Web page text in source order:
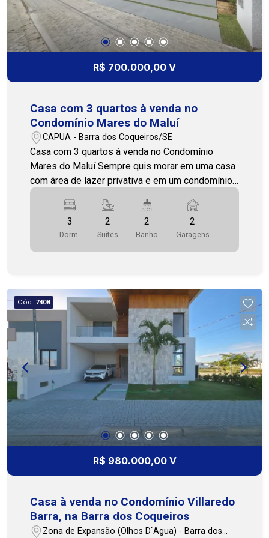
constante crescimento e valorização, com fácil
acesso às principais vias da região. Entre em
contato para mais informações e agende sua
visita! Nossa equipe está pronta para te atender!
(79) 3231-1010 Cohab Premium Imobiliária
R$ 700.000,00 V
Casa com 3 quartos à venda no
Condomínio Mares do Maluí
CAPUA - Barra dos Coqueiros/SE
Casa com 3 quartos à venda no Condomínio
Mares do Maluí Sempre quis morar em uma casa
com área de lazer privativa e em um condomínio
completo? Esta é a sua oportunidade! Casa com
3 quartos, 2 banheiros, sala aconchegante,
lavabo, varanda e cozinha funcional, além de área
de serviço. O imóvel conta ainda com um
excelente espaço externo, incluindo quintal e
Na parte interna, os ambientes são bem
distribuídos e confortáveis, proporcionando
praticidade no dia a dia e um espaço ideal para
toda a família. Para seu lazer e comodidade, o
condomínio oferece uma infraestrutura completa,
com brinquedoteca, salão de festas, salão de
jogos, piscina adulto e infantil, campo de futebol,
parque infantil, academia e espaço gourmet ?
perfeito para aproveitar bons momentos com
amigos e familiares. Ideal para quem busca
conforto, segurança e qualidade de vida em um
Cohab Premium Imobiliária PJ 208. (79) 3231-
3
Dorm.
2
Suítes
2
Banho
2
Garagens
Cód. 7408
R$ 980.000,00 V
Casa à venda no Condomínio Villaredo
Barra, na Barra dos Coqueiros
Zona de Expansão (Olhos D`Agua) - Barra dos